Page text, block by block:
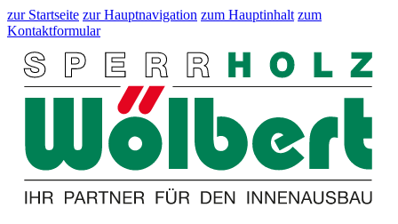
zur Startseite zur Hauptnavigation zum Hauptinhalt zum
Kontaktformular